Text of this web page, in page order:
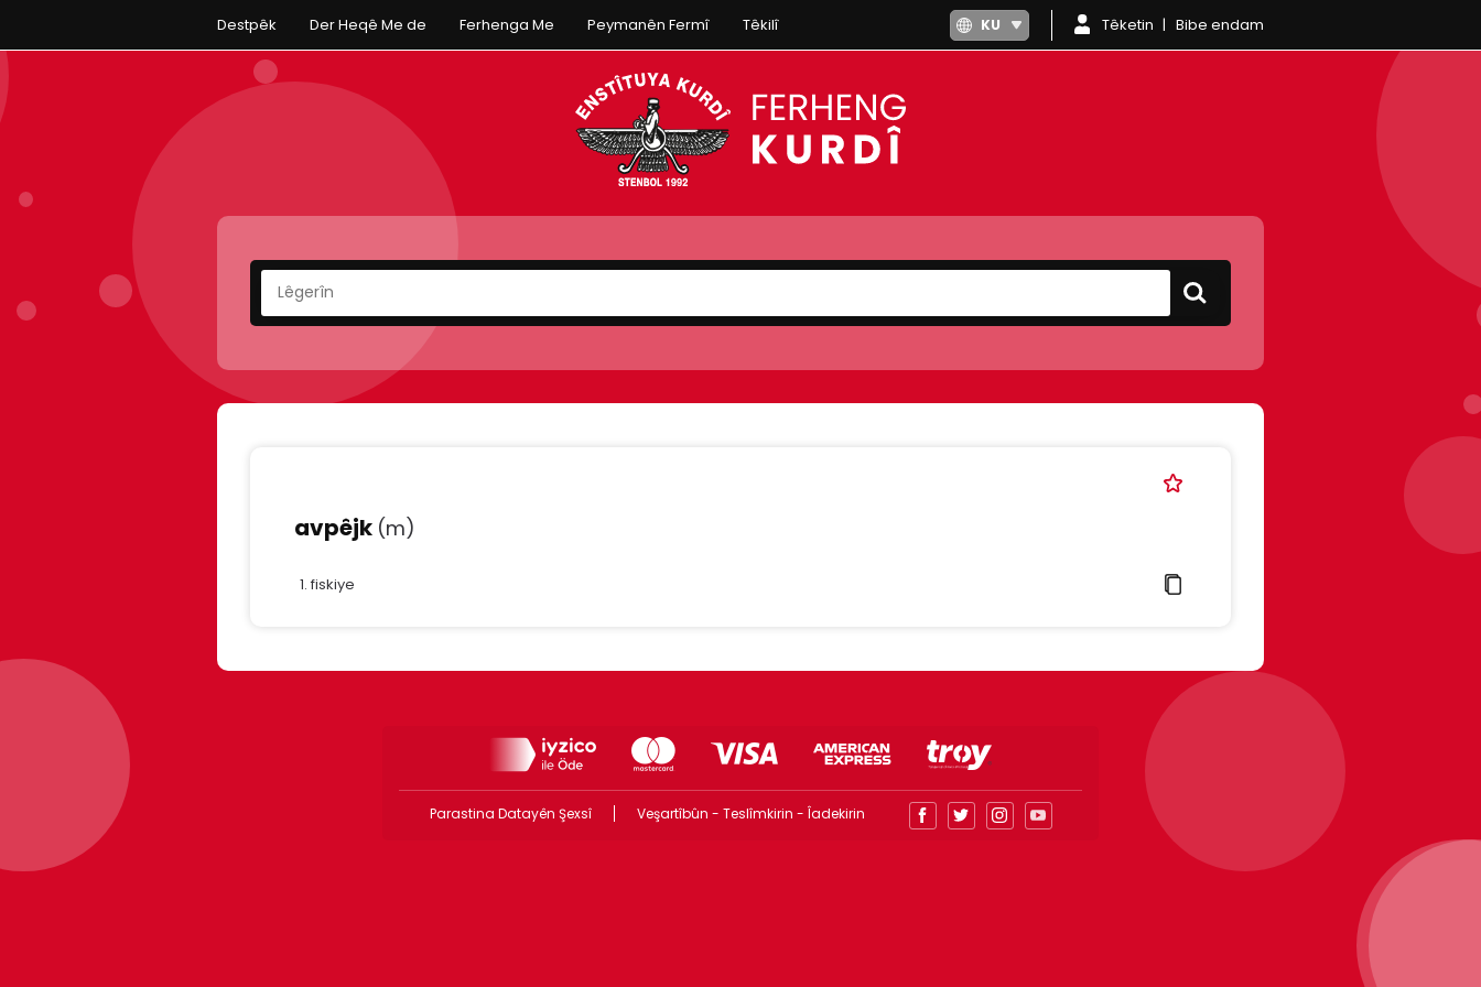
Destpêk Der Heqê Me de Ferhenga Me Peymanên Fermî Têkilî KU Têketin Bibe endam
avpêjk (m)
fiskiye
Parastina Datayên Şexsî Veşartîbûn - Teslîmkirin - Îadekirin